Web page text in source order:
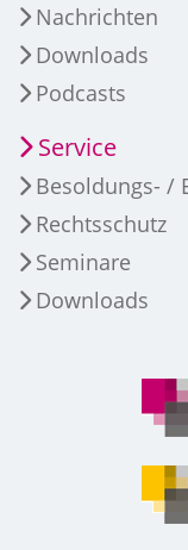
Nachrichten
Downloads
Podcasts
Service
Besoldungs- /
Rechtsschutz
Seminare
Downloads